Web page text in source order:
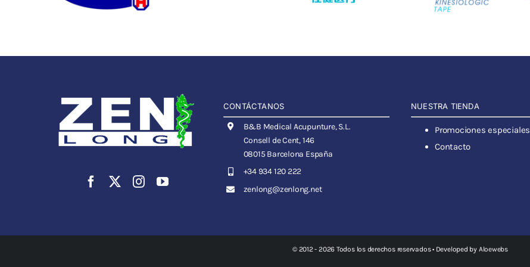
CONTÁCTANOS
B&B Medical Acupunture, S.L.
Consell de Cent, 146
08015 Barcelona España
+34 934 120 222
zenlong@zenlong.net
NUESTRA TIENDA
Promociones especiales
Contacto
© 2012 - 2026 Todos los derechos reservados • Developed by Aloewebs